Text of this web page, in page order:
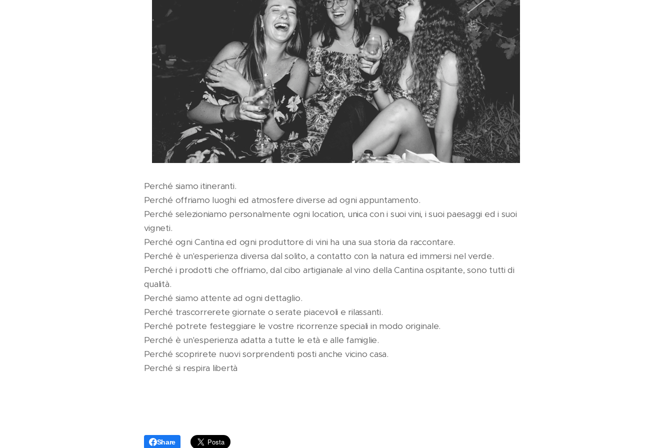
Perché siamo itineranti.
Perché offriamo luoghi ed atmosfere diverse ad ogni appuntamento.
Perché selezioniamo personalmente ogni location, unica con i suoi vini, i suoi paesaggi ed i suoi
vigneti.
Perché ogni Cantina ed ogni produttore di vini ha una sua storia da raccontare.
Perché è un'esperienza diversa dal solito, a contatto con la natura ed immersi nel verde.
Perché i prodotti che offriamo, dal cibo artigianale al vino della Cantina ospitante, sono tutti di
qualità.
Perché siamo attente ad ogni dettaglio.
Perché trascorrerete giornate o serate piacevoli e rilassanti.
Perché potrete festeggiare le vostre ricorrenze speciali in modo originale.
Perché è un'esperienza adatta a tutte le età e alle famiglie.
Perché scoprirete nuovi sorprendenti posti anche vicino casa.
Perché si respira libertà
Share